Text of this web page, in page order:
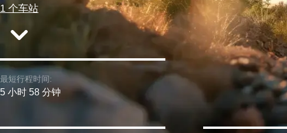
1 个车站
最短行程时间:
5 小时 58 分钟